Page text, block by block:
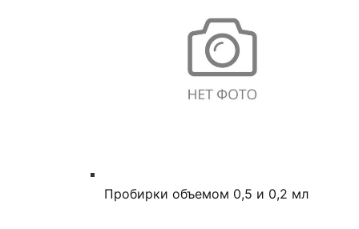
Пробирки объемом 0,5 и 0,2 мл